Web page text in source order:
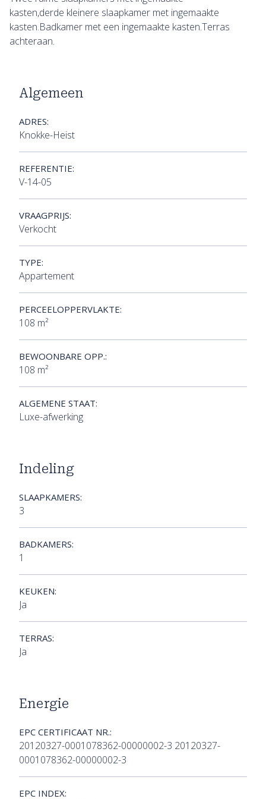
kasten,derde kleinere slaapkamer met ingemaakte
kasten.Badkamer met een ingemaakte kasten.Terras
achteraan.
Algemeen
ADRES:
Knokke-Heist
REFERENTIE:
V-14-05
VRAAGPRIJS:
Verkocht
TYPE:
Appartement
PERCEELOPPERVLAKTE:
108 m²
BEWOONBARE OPP.:
108 m²
ALGEMENE STAAT:
Luxe-afwerking
Indeling
SLAAPKAMERS:
3
BADKAMERS:
1
KEUKEN:
Ja
TERRAS:
Ja
Energie
EPC CERTIFICAAT NR.:
20120327-0001078362-00000002-3 20120327-
0001078362-00000002-3
EPC INDEX: